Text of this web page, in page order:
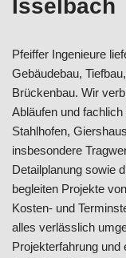
Isselbach
Pfeiffer Ingenieure
Gebäudebau,
Brückenbau. Wir
Abläufen und
Stahlhofen,
insbesondere
Detailplanung sowie
begleiten Projekte
Kosten- und
alles verlässlich
Projekterfahrung und